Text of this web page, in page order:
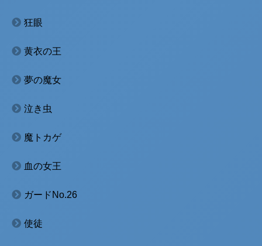
狂眼
黄衣の王
夢の魔女
泣き虫
魔トカゲ
血の女王
ガードNo.26
使徒